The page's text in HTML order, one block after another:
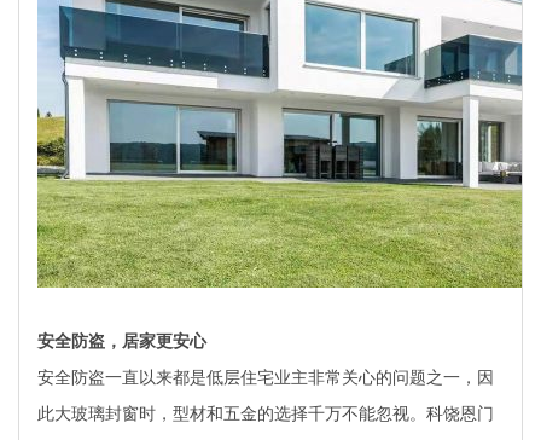
安全防盗，居家更安心
安全防盗一直以来都是低层住宅业主非常关心的问题之一，因
此大玻璃封窗时，型材和五金的选择千万不能忽视。科饶恩门